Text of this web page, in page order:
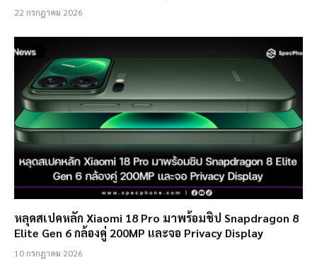
22 กรกฎาคม 2026
หลุดสเปคหลัก Xiaomi 18 Pro มาพร้อมชิป Snapdragon 8
Elite Gen 6 กล้องคู่ 200MP และจอ Privacy Display
10 กรกฎาคม 2026